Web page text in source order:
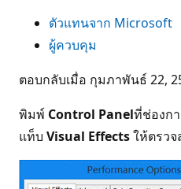
ตัวแทนจาก Microsoft
ผู้ควบคุม
ตอบกลับเมื่อ กุมภาพันธ์ 22,
พิมพ์ Control Panelที่ช่องก
แท็บ Visual Effectsให้ตรว